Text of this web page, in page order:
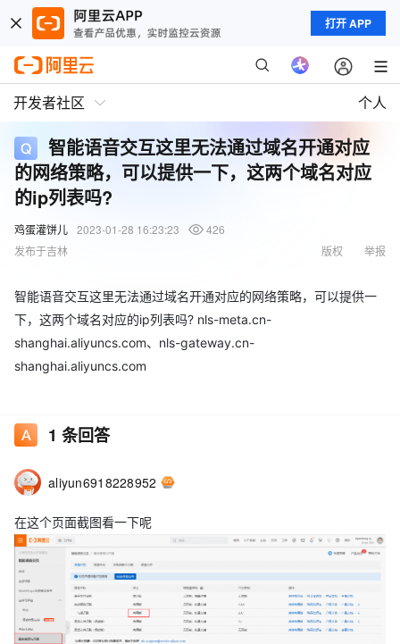
打开 APP
开发者社区 个人
智能语音交互这里无法通过域名开通对应
的网络策略，可以提供一下，这两个域名对应
的ip列表吗?
鸡蛋灌饼儿 2023-01-28 16:23:23
426
发布于吉林
举报
版权
智能语音交互这里无法通过域名开通对应的网络策略，可以提供一
下，这两个域名对应的ip列表吗? nls-meta.cn-
shanghai.aliyuncs.com、nls-gateway.cn-
shanghai.aliyuncs.com
1 条回答
aliyun6918228952
在这个页面截图看一下呢